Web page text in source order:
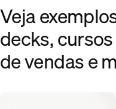
Veja
decks,
de vendas e